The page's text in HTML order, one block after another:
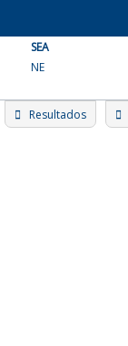
content
SEA
NE
Resultados